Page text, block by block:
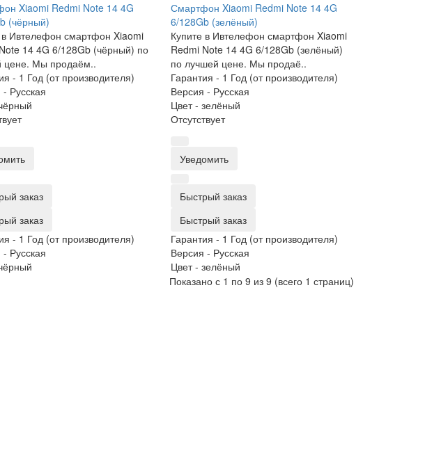
Xiaomi Redmi Note 14 4G
(чёрный)
в Ивтелефон смартфон Xiaomi
14 4G 6/128Gb (чёрный) по
цене. Мы продаём..
- 1 Год (от производителя)
- Русская
заказ
заказ
- 1 Год (от производителя)
- Русская
Смартфон Xiaomi Redmi Note 14 4G
6/128Gb (зелёный)
Купите в Ивтелефон смартфон Xiaomi
Redmi Note 14 4G 6/128Gb (зелёный)
по лучшей цене. Мы продаё..
Гарантия - 1 Год (от производителя)
Версия - Русская
Цвет -зелёный
Отсутствует
Уведомить
Быстрый заказ
Быстрый заказ
Гарантия - 1 Год (от производителя)
Версия - Русская
Цвет -зелёный
Показано с 1 по 9 из 9 (всего 1 страниц)